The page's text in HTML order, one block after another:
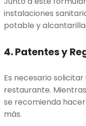
instalaciones
potable y
4. Patentes y
Es necesario
restaurante.
se recomienda
más.